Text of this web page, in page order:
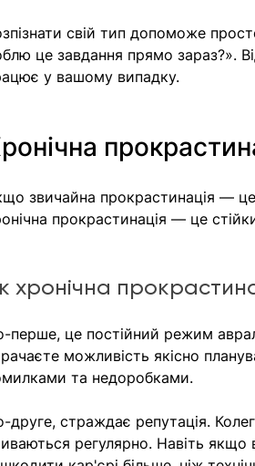
свій тип допоможе
це завдання прямо зараз?».
у вашому випадку.
звичайна прокрастинація —
прокрастинація — це
хронічна
перше, це постійний режим
можливість якісно
та недоробками.
друге, страждає репутація.
регулярно. Навіть якщо